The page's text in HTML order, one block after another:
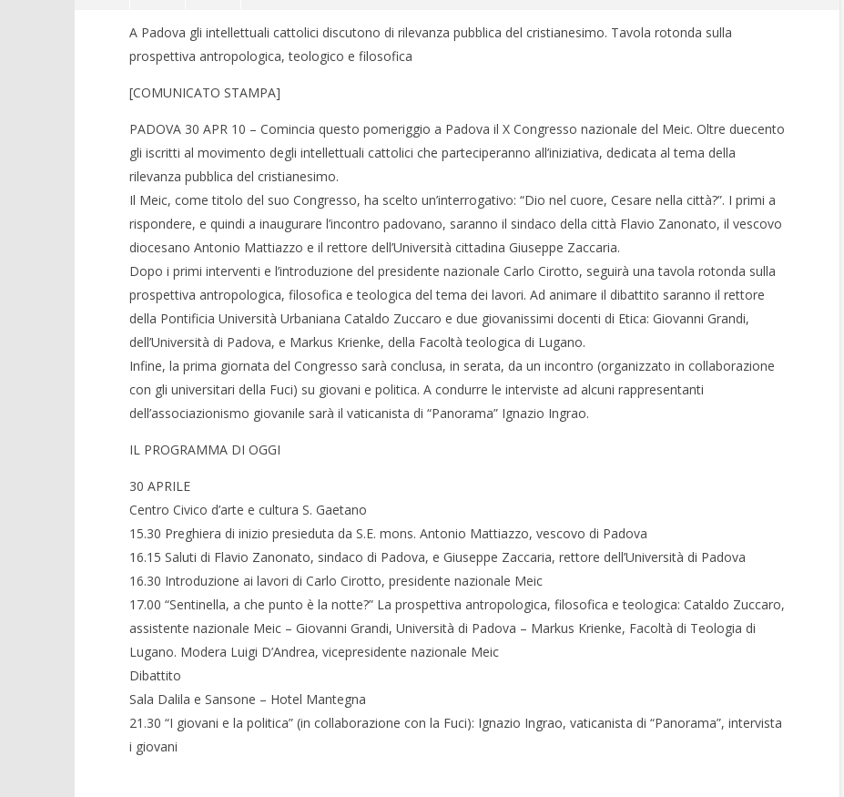
A Padova gli intellettuali cattolici discutono di rilevanza pubblica del cristianesimo. Tavola rotonda sulla
prospettiva antropologica, teologico e filosofica
[COMUNICATO STAMPA]
PADOVA 30 APR 10 – Comincia questo pomeriggio a Padova il X Congresso nazionale del Meic. Oltre duecento
gli iscritti al movimento degli intellettuali cattolici che parteciperanno all’iniziativa, dedicata al tema della
rilevanza pubblica del cristianesimo.
Il Meic, come titolo del suo Congresso, ha scelto un’interrogativo: “Dio nel cuore, Cesare nella città?”. I primi a
rispondere, e quindi a inaugurare l’incontro padovano, saranno il sindaco della città Flavio Zanonato, il vescovo
diocesano Antonio Mattiazzo e il rettore dell’Università cittadina Giuseppe Zaccaria.
Dopo i primi interventi e l’introduzione del presidente nazionale Carlo Cirotto, seguirà una tavola rotonda sulla
prospettiva antropologica, filosofica e teologica del tema dei lavori. Ad animare il dibattito saranno il rettore
della Pontificia Università Urbaniana Cataldo Zuccaro e due giovanissimi docenti di Etica: Giovanni Grandi,
dell’Università di Padova, e Markus Krienke, della Facoltà teologica di Lugano.
Infine, la prima giornata del Congresso sarà conclusa, in serata, da un incontro (organizzato in collaborazione
con gli universitari della Fuci) su giovani e politica. A condurre le interviste ad alcuni rappresentanti
dell’associazionismo giovanile sarà il vaticanista di “Panorama” Ignazio Ingrao.
IL PROGRAMMA DI OGGI
30 APRILE
Centro Civico d’arte e cultura S. Gaetano
15.30 Preghiera di inizio presieduta da S.E. mons. Antonio Mattiazzo, vescovo di Padova
16.15 Saluti di Flavio Zanonato, sindaco di Padova, e Giuseppe Zaccaria, rettore dell’Università di Padova
16.30 Introduzione ai lavori di Carlo Cirotto, presidente nazionale Meic
17.00 “Sentinella, a che punto è la notte?” La prospettiva antropologica, filosofica e teologica: Cataldo Zuccaro,
assistente nazionale Meic – Giovanni Grandi, Università di Padova – Markus Krienke, Facoltà di Teologia di
Lugano. Modera Luigi D’Andrea, vicepresidente nazionale Meic
Dibattito
Sala Dalila e Sansone – Hotel Mantegna
21.30 “I giovani e la politica” (in collaborazione con la Fuci): Ignazio Ingrao, vaticanista di “Panorama”, intervista
i giovani